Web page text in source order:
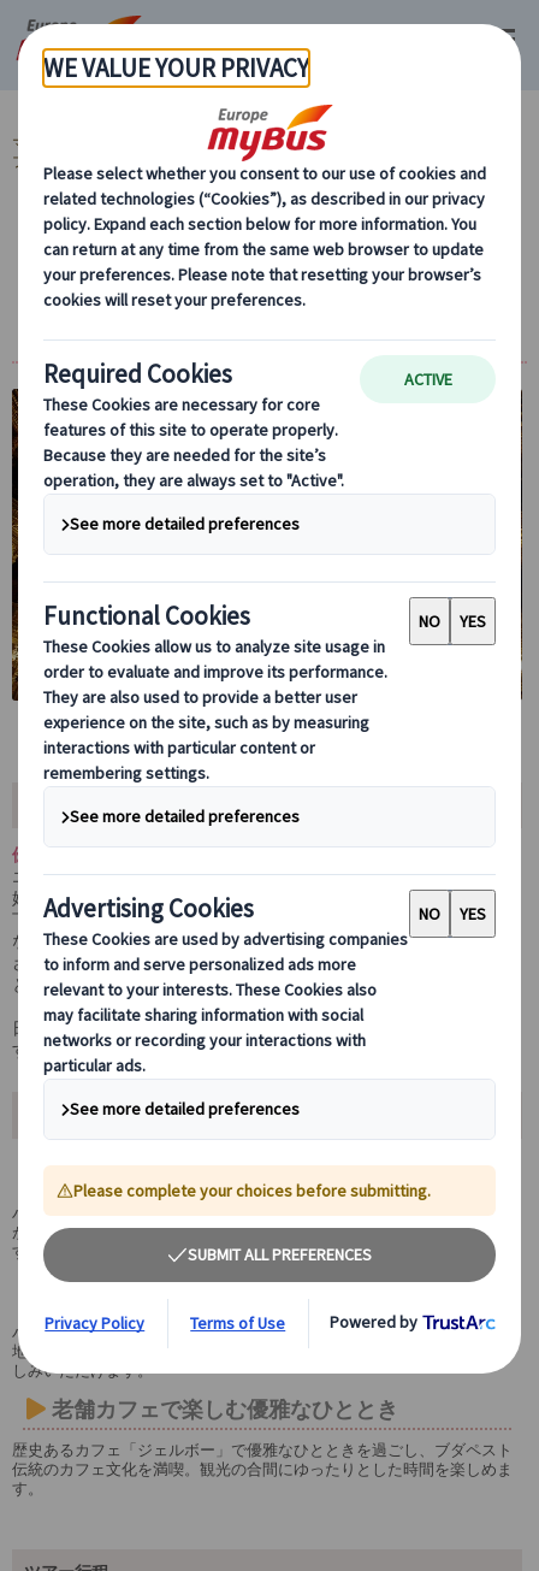
マイバス・ヨーロッパ ハンガリー (14) ブダペスト (14)
ブダペスト市内観光 (6)
【日本語公認ガイド付】エリザベートゆかり
のカフェジェルボー＆オペラ座 プライベート
優雅な歴史と芸術を巡る――ブダペスト文化体験ツアー
エリザベートが通った老舗カフェ「ジェルボー」でのひとときから
始まり、ヨーロッパ大陸最古の地下鉄のひとつである世界遺産の地
下鉄1号線で街の日常と歴史を体感。移動そのものも特別な体験と
なります。
さらにハンガリー国立歌劇場（オペラ座）を訪れ、その美しい内装
と歴史をご案内。華やかな時代の面影を感じながら、エリザベート
（シシィ）が愛した芸術と文化に触れる充実プラン。
日本語公認ガイドが同行し、歴史や逸話を交えながらご案内しま
す。初めてのブダペスト観光にも最適なツアーです。
ツアーポイント
エリザベートゆかりの物語に触れる
ハプスブルク皇妃エリザベートの時代背景や逸話を、日本語公認ガイド
が分かりやすく解説。歴史を“物語”として楽しめる文化体験型ツアーで
す。
ハンガリー国立歌劇場の豪華絢爛な内装を見学し、ヨーロッパ最古級の
地下鉄で移動。観光と移動が一体となった特別なブダペスト体験をお楽
しみいただけます。
老舗カフェで楽しむ優雅なひととき
歴史あるカフェ「ジェルボー」で優雅なひとときを過ごし、ブダペスト
伝統のカフェ文化を満喫。観光の合間にゆったりとした時間を楽しめま
す。